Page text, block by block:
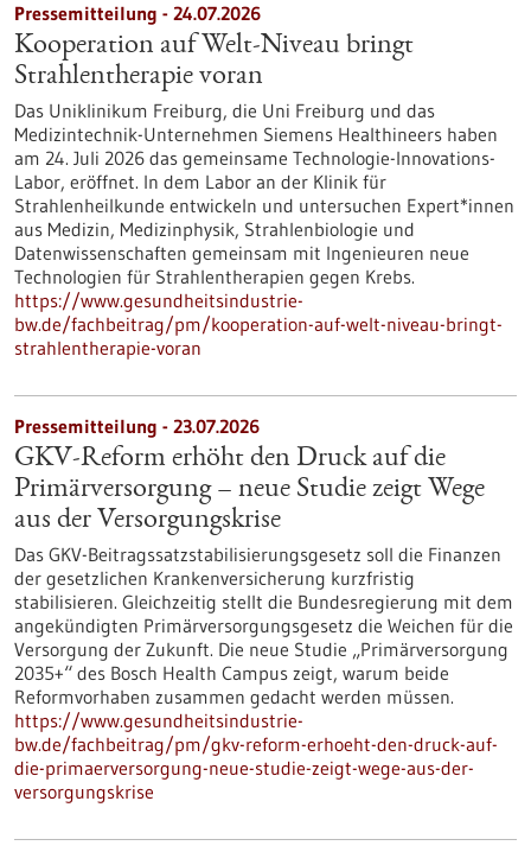
Pressemitteilung - 24.07.2026
Kooperation auf Welt-Niveau bringt
Strahlentherapie voran
Das Uniklinikum Freiburg, die Uni Freiburg und das
Medizintechnik-Unternehmen Siemens Healthineers haben
am 24. Juli 2026 das gemeinsame Technologie-Innovations-
Labor, eröffnet. In dem Labor an der Klinik für
Strahlenheilkunde entwickeln und untersuchen Expert*innen
aus Medizin, Medizinphysik, Strahlenbiologie und
Datenwissenschaften gemeinsam mit Ingenieuren neue
Technologien für Strahlentherapien gegen Krebs.
https://www.gesundheitsindustrie-
bw.de/fachbeitrag/pm/kooperation-auf-welt-niveau-bringt-
strahlentherapie-voran
Pressemitteilung - 23.07.2026
GKV-Reform erhöht den Druck auf die
Primärversorgung – neue Studie zeigt Wege
aus der Versorgungskrise
Das GKV-Beitragssatzstabilisierungsgesetz soll die Finanzen
der gesetzlichen Krankenversicherung kurzfristig
stabilisieren. Gleichzeitig stellt die Bundesregierung mit dem
angekündigten Primärversorgungsgesetz die Weichen für die
Versorgung der Zukunft. Die neue Studie „Primärversorgung
2035+“ des Bosch Health Campus zeigt, warum beide
Reformvorhaben zusammen gedacht werden müssen.
https://www.gesundheitsindustrie-
bw.de/fachbeitrag/pm/gkv-reform-erhoeht-den-druck-auf-
die-primaerversorgung-neue-studie-zeigt-wege-aus-der-
versorgungskrise